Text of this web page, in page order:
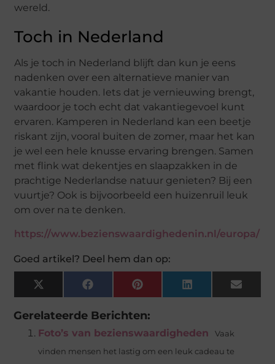
wereld.
Toch in Nederland
Als je toch in Nederland blijft dan kun je eens
nadenken over een alternatieve manier van
vakantie houden. Iets dat je vernieuwing brengt,
waardoor je toch echt dat vakantiegevoel kunt
ervaren. Kamperen in Nederland kan een beetje
riskant zijn, vooral buiten de zomer, maar het kan
je wel een hele knusse ervaring brengen. Samen
met flink wat dekentjes en slaapzakken in de
prachtige Nederlandse natuur genieten? Bij een
vuurtje? Ook is bijvoorbeeld een huizenruil leuk
om over na te denken.
https://www.bezienswaardighedenin.nl/europa/
Goed artikel? Deel hem dan op:
X
(Twitter)
Facebook Pinterest LinkedIn Email
Gerelateerde Berichten:
Foto’s van bezienswaardigheden
Vaak
vinden mensen het lastig om een leuk cadeau te